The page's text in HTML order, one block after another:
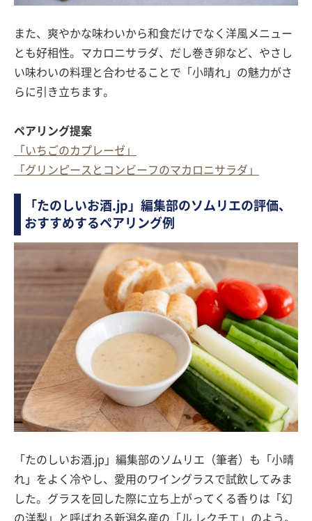
また、爽やかな味わいから和食だけでなく洋風メニュー
とも好相性。マカロニサラダ、だし巻き卵など、やさし
い味わいの料理と合わせることで「小晴れ」の魅力がさ
らに引き立ちます。
ペアリング提案
「いちごのカプレーゼ」
「グリンピースとコンビーフのマカロニサラダ」
「たのしいお酒.jp」編集部のソムリエの評価、
おすすめするペアリング例
「たのしいお酒.jp」編集部のソムリエ（筆者）も「小晴
れ」をよく冷やし、愛用のワイングラスで試飲してみま
した。グラスを回した際に立ち上がってくる香りは「幻
の洋梨」と呼ばれる新潟名産の「ル レクチエ」のよう。